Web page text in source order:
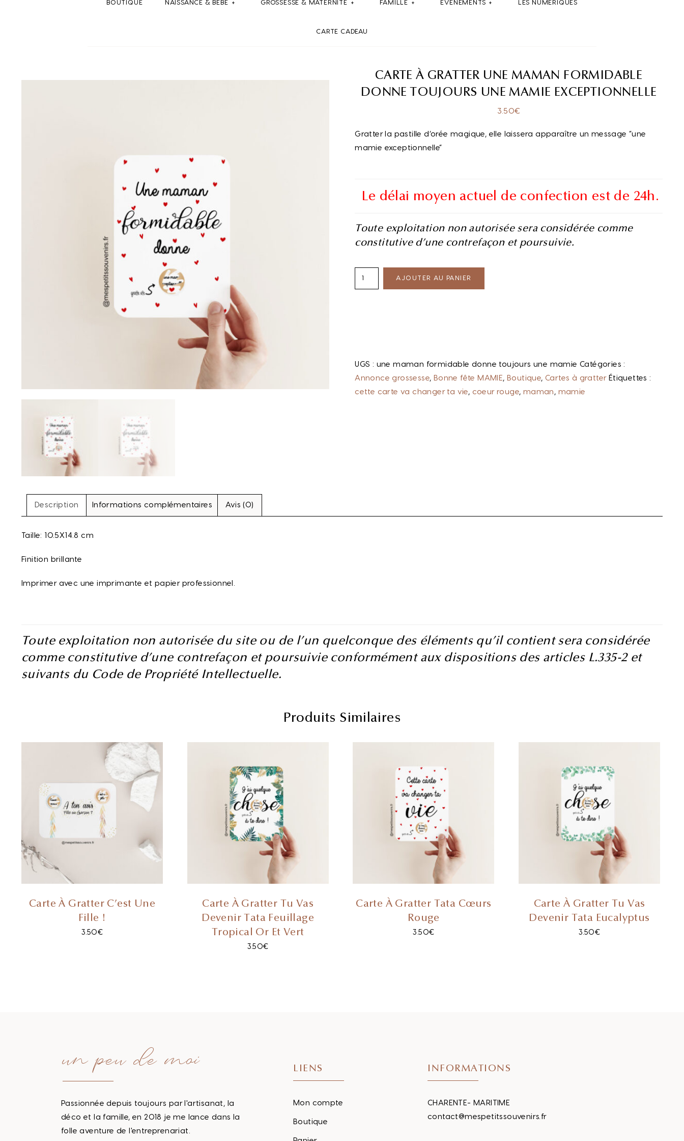
BOUTIQUE NAISSANCE & BEBE GROSSESSE & MATERNITE FAMILLE ÉVÉNEMENTS LES NUMÉRIQUES
CARTE CADEAU
CARTE À GRATTER UNE MAMAN FORMIDABLE
DONNE TOUJOURS UNE MAMIE EXCEPTIONNELLE
3.50€
Gratter la pastille d’orée magique, elle laissera apparaître un message “une
mamie exceptionnelle”
Le délai moyen actuel de confection est de 24h.
Toute exploitation non autorisée sera considérée comme
constitutive d’une contrefaçon et poursuivie.
AJOUTER AU PANIER
UGS : une maman formidable donne toujours une mamie Catégories :
Annonce grossesse, Bonne fête MAMIE, Boutique,Cartes à gratter Étiquettes :
cette carte va changer ta vie, coeur rouge, maman , mamie
Description Informations complémentaires Avis (0)
Taille: 10.5X14.8 cm
Finition brillante
Imprimer avec une imprimante et papier professionnel.
Toute exploitation non autorisée du site ou de l’un quelconque des éléments qu’il contient sera considérée
comme constitutive d’une contrefaçon et poursuivie conformément aux dispositions des articles L.335-2 et
suivants du Code de Propriété Intellectuelle.
Produits Similaires
Carte À Gratter C’est Une
Fille !
3.50€
Carte À Gratter Tu Vas
Devenir Tata Feuillage
Tropical Or Et Vert
3.50€
Carte À Gratter Tata Cœurs
Rouge
3.50€
Carte À Gratter Tu Vas
Devenir Tata Eucalyptus
3.50€
un peu de moi
Passionnée depuis toujours par l'artisanat, la
déco et la famille, en 2018 je me lance dans la
folle aventure de l'entreprenariat.
LIENS
Mon compte
Boutique
INFORMATIONS
CHARENTE- MARITIME
contact@mespetitssouvenirs.fr